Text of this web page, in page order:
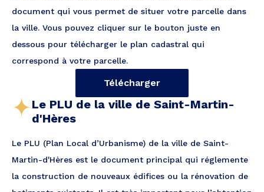
document qui vous permet de situer votre parcelle dans
la ville. Vous pouvez cliquer sur le bouton juste en
dessous pour télécharger le plan cadastral qui
correspond à votre parcelle.
Télécharger
Le PLU de la ville de Saint-Martin-
d'Hères
Le PLU (Plan Local d’Urbanisme) de la ville de Saint-
Martin-d'Hères est le document principal qui réglemente
la construction de nouveaux édifices ou la rénovation de